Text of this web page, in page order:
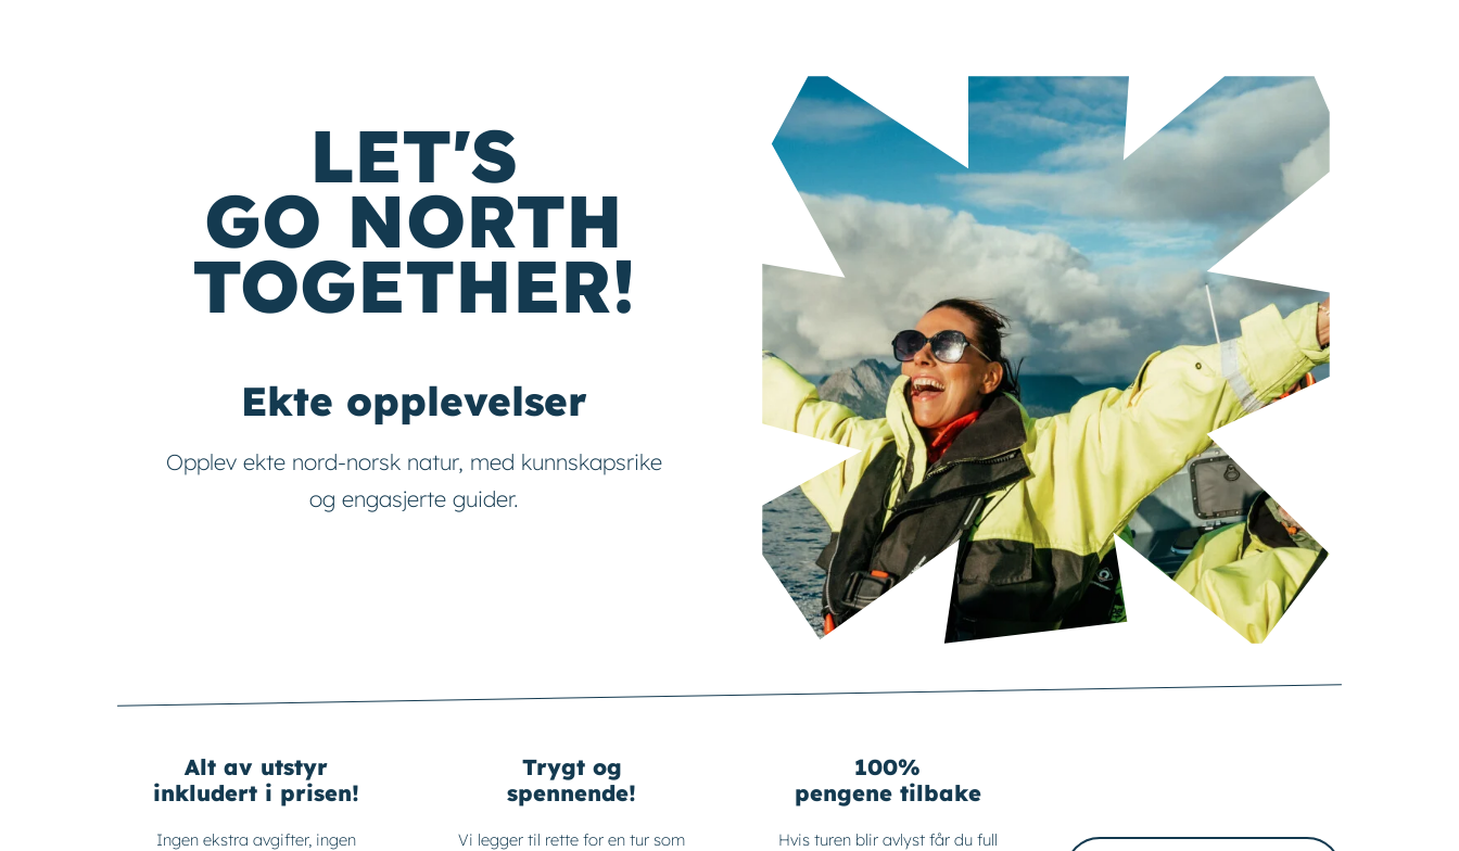
LET'S
GO NORTH
TOGETHER!
Ekte opplevelser
Opplev ekte nord-norsk natur, med kunnskapsrike
og engasjerte guider.
Alt av utstyr
inkludert i prisen!
Ingen ekstra avgifter, ingen
Trygt og
spennende!
Vi legger til rette for en tur som
100%
pengene tilbake
Hvis turen blir avlyst får du full